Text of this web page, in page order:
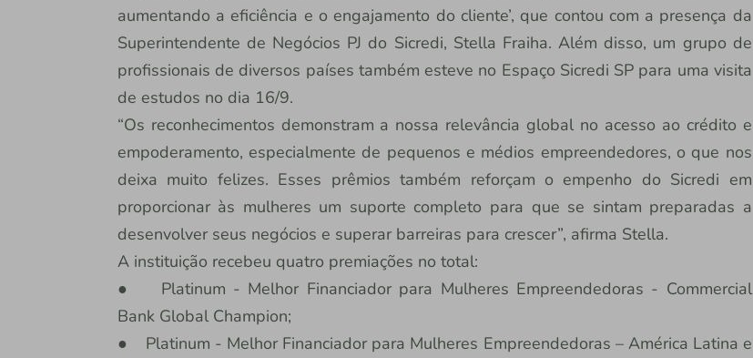
aumentando a eficiência e o engajamento do cliente’, que contou com a presença da
Superintendente de Negócios PJ do Sicredi, Stella Fraiha. Além disso, um grupo de
profissionais de diversos países também esteve no Espaço Sicredi SP para uma visita
de estudos no dia 16/9.
“Os reconhecimentos demonstram a nossa relevância global no acesso ao crédito e
empoderamento, especialmente de pequenos e médios empreendedores, o que nos
deixa muito felizes. Esses prêmios também reforçam o empenho do Sicredi em
proporcionar às mulheres um suporte completo para que se sintam preparadas a
desenvolver seus negócios e superar barreiras para crescer”, afirma Stella.
A instituição recebeu quatro premiações no total:
● Platinum - Melhor Financiador para Mulheres Empreendedoras - Commercial
Bank Global Champion;
● Platinum - Melhor Financiador para Mulheres Empreendedoras – América Latina e